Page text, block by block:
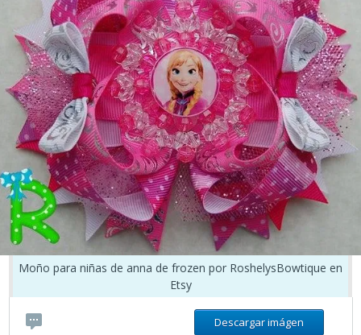
Moño para niñas de anna de frozen por RoshelysBowtique en
Etsy
Descargar imágen